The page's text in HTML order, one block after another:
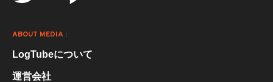
ABOUT MEDIA :
LogTubeについて
運営会社